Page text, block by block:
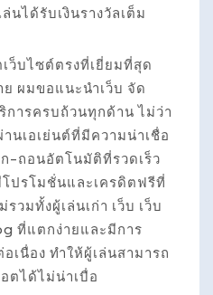
นได้รับเงินรางวัลเต็ม
ว็บไซต์ตรงที่เยี่ยมที่สุด
ผมขอแนะนำเว็บ จัด
การครบถ้วนทุกด้าน ไม่ว่า
นเอเย่นต์ที่มีความน่าเชื่อ
-ถอนอัตโนมัติที่รวดเร็ว
ปรโมชั่นและเครดิตฟรีที่
วมทั้งผู้เล่นเก่า เว็บ เว็บ
ที่แตกง่ายและมีการ
เนื่อง ทำให้ผู้เล่นสามารถ
ตได้ไม่น่าเบื่อ